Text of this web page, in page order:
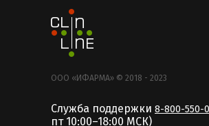
ООО «ИФАРМА» © 2018 - 2023
Служба поддержки 8-800-550-
пт 10:00–18:00 MCК)